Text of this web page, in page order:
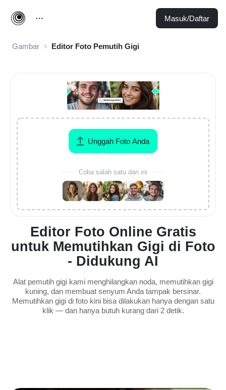
Masuk/Daftar
Gambar Editor Foto Pemutih Gigi
Editor Foto Online Gratis
untuk Memutihkan Gigi di Foto
- Didukung AI
Alat pemutih gigi kami menghilangkan noda, memutihkan gigi
kuning, dan membuat senyum Anda tampak bersinar.
Memutihkan gigi di foto kini bisa dilakukan hanya dengan satu
klik — dan hanya butuh kurang dari 2 detik.
Unggah Foto Anda
Coba salah satu dari ini